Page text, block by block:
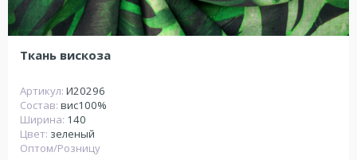
Ткань вискоза
Артикул: И20296
Состав: вис100%
Ширина: 140
Цвет: зеленый
Оптом/Розницу